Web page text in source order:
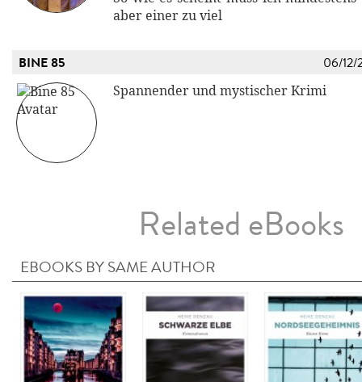
aber einer zu viel
BINE 85 06/12/
Spannender und mystischer Krimi
Related eBooks
EBOOKS BY SAME AUTHOR